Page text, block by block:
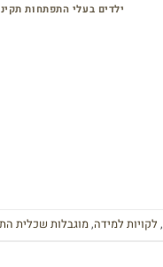
ילדים בעלי התפתחות
, לקויות למידה,מוגבלות שכלית